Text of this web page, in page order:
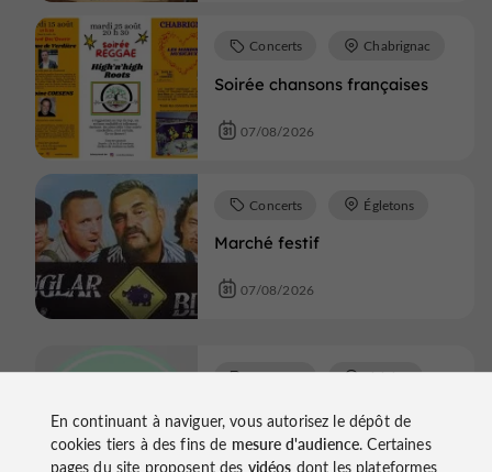
Soirée chansons françaises
Concerts Chabrignac
07/08/2026
Marché festif
Concerts Égletons
07/08/2026
Soirée DJ Mantosse house
disco
Concerts Liginiac
En continuant à naviguer, vous autorisez le dépôt de
cookies tiers à des fins de mesure d'audience. Certaines
pages du site proposent des vidéos dont les plateformes